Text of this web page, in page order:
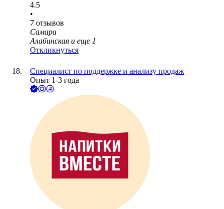
4.5
•
7 отзывов
Самара
Алабинская и еще 1
Откликнуться
Специалист по поддержке и анализу продаж
Опыт 1-3 года